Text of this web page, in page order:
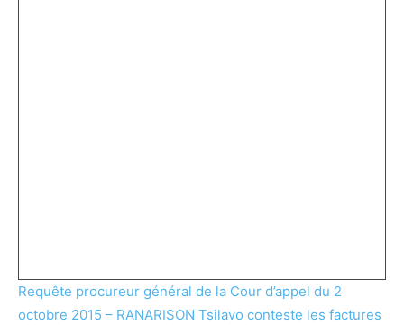
Requête procureur général de la Cour d’appel du 2
octobre 2015 – RANARISON Tsilavo conteste les factures